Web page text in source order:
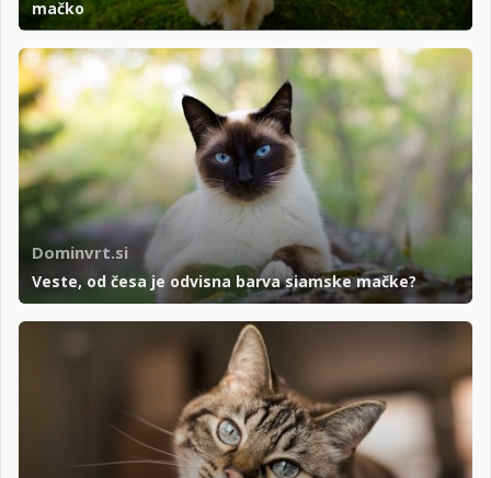
mačko
Dominvrt.si
Veste, od česa je odvisna barva siamske mačke?